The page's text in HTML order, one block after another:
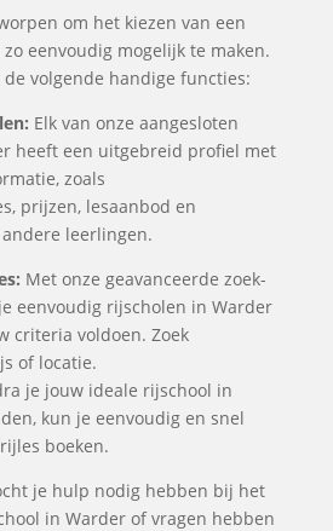
om het kiezen van een
eenvoudig mogelijk te maken.
volgende handige functies:
Elk van onze aangesloten
heeft een uitgebreid profiel met
zoals
prijzen, lesaanbod en
leerlingen.
Met onze geavanceerde zoek-
eenvoudig rijscholen in Warder
criteria voldoen. Zoek
of locatie.
je jouw ideale rijschool in
kun je eenvoudig en snel
boeken.
je hulp nodig hebben bij het
in Warder of vragen hebben